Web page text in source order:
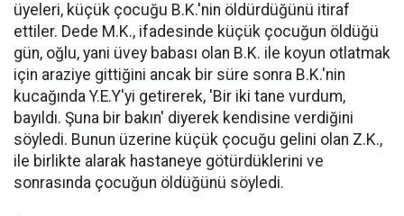
üyeleri, küçük çocuğu B.K.'nin öldürdüğünü itiraf
ettiler. Dede M.K., ifadesinde küçük çocuğun öldüğü
gün, oğlu, yani üvey babası olan B.K. ile koyun otlatmak
için araziye gittiğini ancak bir süre sonra B.K.'nin
kucağında Y.E.Y'yi getirerek, 'Bir iki tane vurdum,
bayıldı. Şuna bir bakın' diyerek kendisine verdiğini
söyledi. Bunun üzerine küçük çocuğu gelini olan Z.K.,
ile birlikte alarak hastaneye götürdüklerini ve
sonrasında çocuğun öldüğünü söyledi.